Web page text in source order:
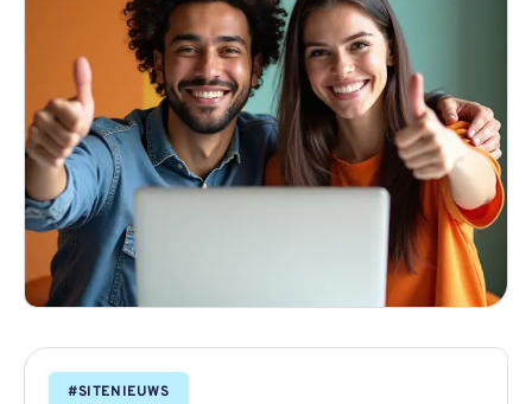
#SITENIEUWS